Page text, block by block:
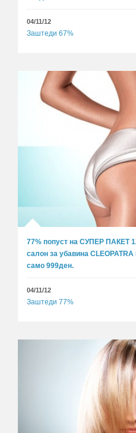
04/11/12
Заштеди 67%
77% попуст на СУПЕР ПАКЕТ
салон за убавина
само 999ден.
04/11/12
Заштеди 77%